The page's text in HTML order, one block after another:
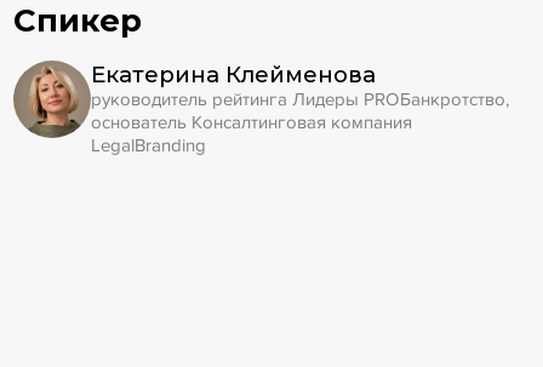
Спикер
Екатерина Клейменова
руководитель рейтинга Лидеры PROБанкротство,
основатель Консалтинговая компания
LegalBranding